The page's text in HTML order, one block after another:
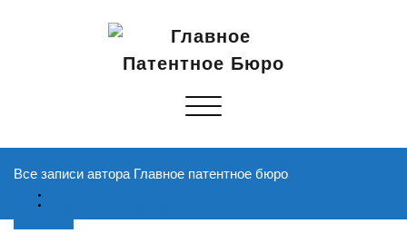
Показать/
Скрыть
Все записи автора Главное патентное бюро